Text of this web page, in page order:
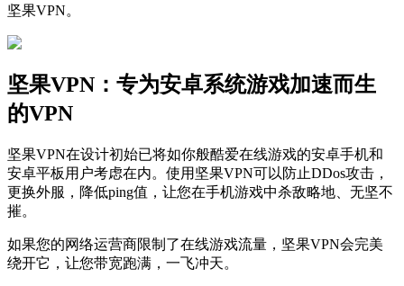
坚果VPN。
坚果VPN：专为安卓系统游戏加速而生
的VPN
坚果VPN在设计初始已将如你般酷爱在线游戏的安卓手机和
安卓平板用户考虑在内。使用坚果VPN可以防止DDos攻击，
更换外服，降低ping值，让您在手机游戏中杀敌略地、无坚不
摧。
如果您的网络运营商限制了在线游戏流量，坚果VPN会完美
绕开它，让您带宽跑满，一飞冲天。